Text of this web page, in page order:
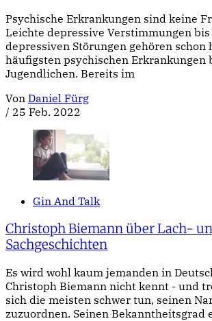
Psychische Erkrankungen sind keine
Leichte depressive Verstimmungen
depressiven Störungen gehören schon
häufigsten psychischen Erkrankungen
Jugendlichen. Bereits im
Von Daniel Fürg
/ 25 Feb. 2022
Gin And Talk
Christoph Biemann über Lach-
Sachgeschichten
Es wird wohl kaum jemanden in
Christoph Biemann nicht kennt - und
sich die meisten schwer tun, seinen
zuzuordnen. Seinen Bekanntheitsgrad